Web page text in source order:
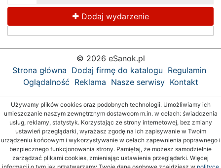
Dodaj wydarzenie
© 2026 eSanok.pl
Strona główna Dodaj firmę do katalogu Regulamin
Oglądalność Reklama Nasze serwisy Kontakt
Używamy plików cookies oraz podobnych technologii. Umożliwiamy ich
umieszczanie naszym zewnętrznym dostawcom m.in. w celach: świadczenia
usług, reklamy, statystyk. Korzystając ze strony internetowej, bez zmiany
ustawień przeglądarki, wyrażasz zgodę na ich zapisywanie w Twoim
urządzeniu końcowym i wykorzystywanie w celach zapewnienia poprawnego i
bezpiecznego funkcjonowania strony. Pamiętaj, że możesz samodzielnie
zarządzać plikami cookies, zmieniając ustawienia przeglądarki. Więcej